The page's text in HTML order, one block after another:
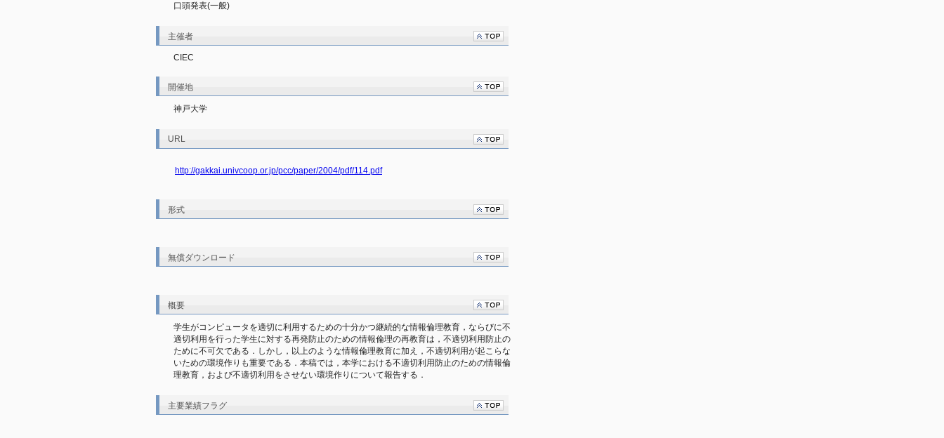
口頭発表(一般)
主催者
CIEC
開催地
神戸大学
URL
http://gakkai.univcoop.or.jp/pcc/paper/2004/pdf/114.pdf
形式
無償ダウンロード
概要
学生がコンピュータを適切に利用するための十分かつ継続的な情報倫理教育，ならびに不
適切利用を行った学生に対する再発防止のための情報倫理の再教育は，不適切利用防止の
ために不可欠である．しかし，以上のような情報倫理教育に加え，不適切利用が起こらな
いための環境作りも重要である．本稿では，本学における不適切利用防止のための情報倫
理教育，および不適切利用をさせない環境作りについて報告する．
主要業績フラグ